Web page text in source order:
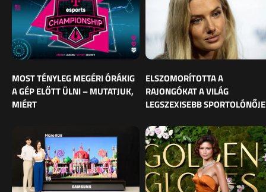
MOST TÉNYLEG MEGÉRI ÓRÁKIG
A GÉP ELŐTT ÜLNI – MUTATJUK,
MIÉRT
ELSZOMORÍTOTTA A
RAJONGÓKAT A VILÁG
LEGSZEXISEBB SPORTOLÓNŐJE